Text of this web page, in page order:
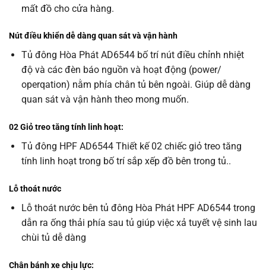
mất đồ cho cửa hàng.
Nút điều khiển dễ dàng quan sát và vận hành
Tủ đông Hòa Phát AD6544 bố trí nút điều chỉnh nhiệt
độ và các đèn báo nguồn và hoạt động (power/
operqation) nằm phía chân tủ bên ngoài. Giúp dễ dàng
quan sát và vận hành theo mong muốn.
02 Giỏ treo tăng tính linh hoạt:
Tủ đông HPF AD6544 Thiết kế 02 chiếc giỏ treo tăng
tính linh hoạt trong bố trí sắp xếp đồ bên trong tủ..
Lỗ thoát nước
Lỗ thoát nước bên tủ đông Hòa Phát HPF AD6544 trong
dẫn ra ống thải phía sau tủ giúp việc xả tuyết vệ sinh lau
chùi tủ dễ dàng
Chân bánh xe chịu lực: